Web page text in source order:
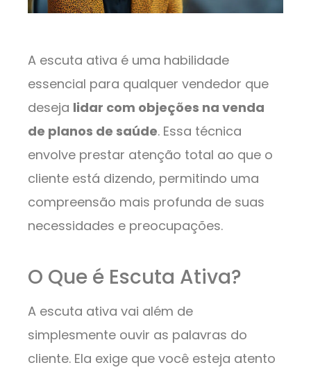
A escuta ativa é uma habilidade
essencial para qualquer vendedor que
deseja lidar com objeções na venda
de planos de saúde. Essa técnica
envolve prestar atenção total ao que o
cliente está dizendo, permitindo uma
compreensão mais profunda de suas
necessidades e preocupações.
O Que é Escuta Ativa?
A escuta ativa vai além de
simplesmente ouvir as palavras do
cliente. Ela exige que você esteja atento